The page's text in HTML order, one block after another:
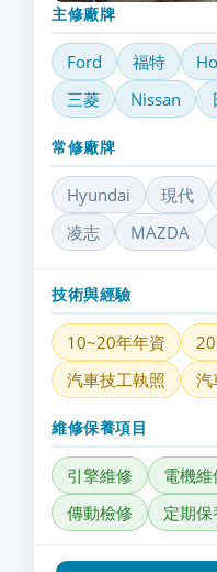
主修廠牌
Ford 福特
三菱
Nissan
常修廠牌
Hyundai 現代
凌志
MAZDA
技術與經驗
10~20年年資
汽車技工執照
汽
維修保養項目
引擎維修 電機維
傳動檢修
定期保